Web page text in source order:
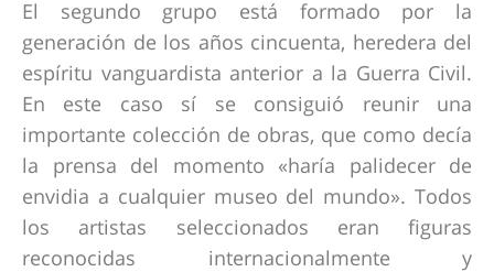
El segundo grupo está formado por la
generación de los años cincuenta, heredera del
espíritu vanguardista anterior a la Guerra Civil.
En este caso sí se consiguió reunir una
importante colección de obras, que como decía
la prensa del momento «haría palidecer de
envidia a cualquier museo del mundo». Todos
los artistas seleccionados eran figuras
reconocidas internacionalmente y